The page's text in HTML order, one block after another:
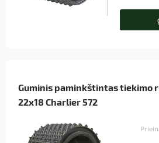
Guminis paminkštintas tiekimo
22x18 Charlier 572